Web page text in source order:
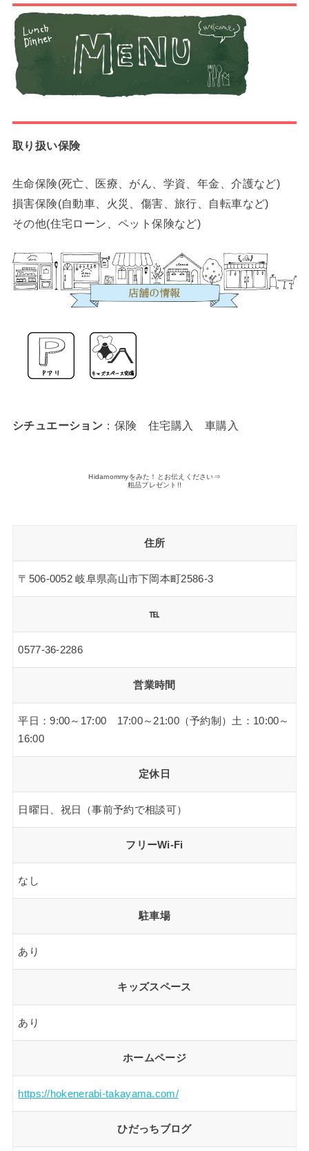
取り扱い保険
生命保険(死亡、医療、がん、学資、年金、介護など)
損害保険(自動車、火災、傷害、旅行、自転車など)
その他(住宅ローン、ペット保険など)
シチュエーション ：保険 住宅購入 車購入
Hidamommyをみた！とお伝えください⇒
粗品プレゼント!!
住所
〒506-0052 岐阜県高山市下岡本町2586‐3
℡
0577-36-2286
営業時間
平日：9:00～17:00 17:00～21:00（予約制）土：10:00～
16:00
定休日
日曜日、祝日（事前予約で相談可）
フリーWi-Fi
なし
駐車場
あり
キッズスペース
あり
ホームページ
https://hokenerabi-takayama.com/
ひだっちブログ